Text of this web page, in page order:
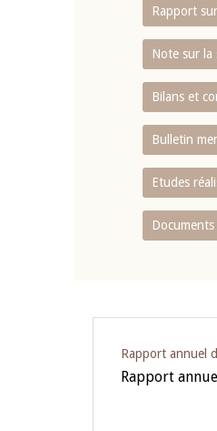
Rapport
Note sur la
Bilans et
Bulletin
Etudes
Documents
Rapport annuel
Rapport